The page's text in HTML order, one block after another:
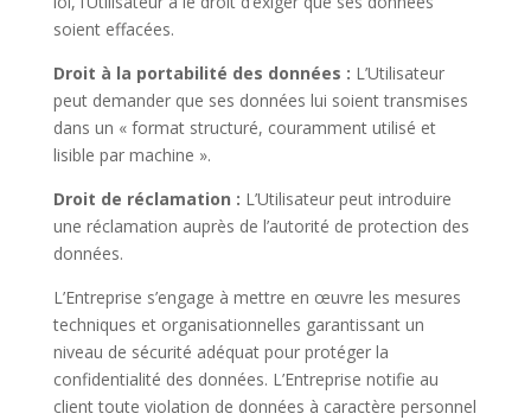
soient effacées.
Droit à la portabilité des données : L’Utilisateur
peut demander que ses données lui soient transmises
dans un « format structuré, couramment utilisé et
lisible par machine ».
Droit de réclamation : L’Utilisateur peut introduire
une réclamation auprès de l’autorité de protection des
données.
L’Entreprise s’engage à mettre en œuvre les mesures
techniques et organisationnelles garantissant un
niveau de sécurité adéquat pour protéger la
confidentialité des données. L’Entreprise notifie au
client toute violation de données à caractère personnel